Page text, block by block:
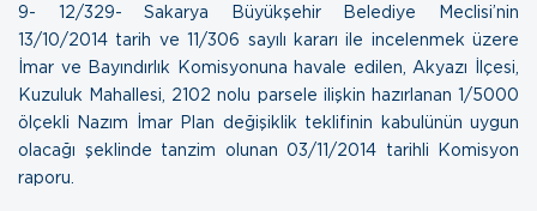
9- 12/329- Sakarya Büyükşehir Belediye Meclisi’nin
13/10/2014 tarih ve 11/306 sayılı kararı ile incelenmek üzere
İmar ve Bayındırlık Komisyonuna havale edilen, Akyazı İlçesi,
Kuzuluk Mahallesi, 2102 nolu parsele ilişkin hazırlanan 1/5000
ölçekli Nazım İmar Plan değişiklik teklifinin kabulünün uygun
olacağı şeklinde tanzim olunan 03/11/2014 tarihli Komisyon
raporu.